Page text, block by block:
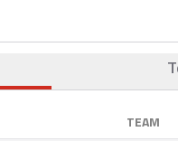
TEAM